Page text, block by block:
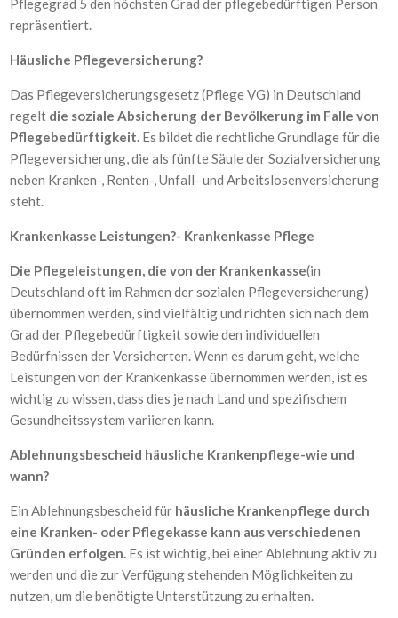
repräsentiert.
Häusliche Pflegeversicherung?
Das Pflegeversicherungsgesetz (Pflege VG) in Deutschland
regelt die soziale Absicherung der Bevölkerung im Falle von
Pflegebedürftigkeit. Es bildet die rechtliche Grundlage für die
Pflegeversicherung, die als fünfte Säule der Sozialversicherung
neben Kranken-, Renten-, Unfall- und Arbeitslosenversicherung
steht.
Krankenkasse Leistungen?- Krankenkasse Pflege
Die Pflegeleistungen, die von der Krankenkasse(in
Deutschland oft im Rahmen der sozialen Pflegeversicherung)
übernommen werden, sind vielfältig und richten sich nach dem
Grad der Pflegebedürftigkeit sowie den individuellen
Bedürfnissen der Versicherten. Wenn es darum geht, welche
Leistungen von der Krankenkasse übernommen werden, ist es
wichtig zu wissen, dass dies je nach Land und spezifischem
Gesundheitssystem variieren kann.
Ablehnungsbescheid häusliche Krankenpflege-wie und
wann?
Ein Ablehnungsbescheid für häusliche Krankenpflege durch
eine Kranken- oder Pflegekasse kann aus verschiedenen
Gründen erfolgen. Es ist wichtig, bei einer Ablehnung aktiv zu
werden und die zur Verfügung stehenden Möglichkeiten zu
nutzen, um die benötigte Unterstützung zu erhalten.